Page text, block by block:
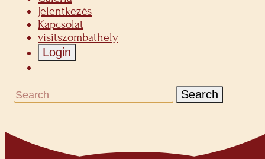
Jelentkezés
Kapcsolat
visitszombathely
Login
Search